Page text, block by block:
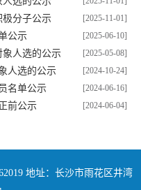
[2025-11-01]
极分子公示
[2025-06-10]
公示
[2025-05-08]
象人选的公示
[2024-10-24]
人选的公示
[2024-06-16]
名单公示
[2024-06-04]
前公示
地址：长沙市雨花区井湾